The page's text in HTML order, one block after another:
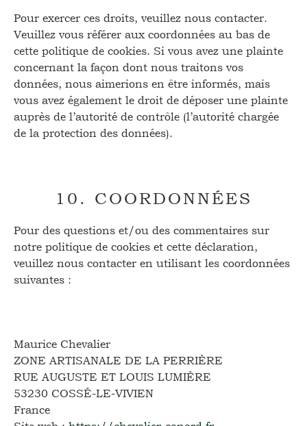
Pour exercer ces droits, veuillez nous contacter.
Veuillez vous référer aux coordonnées au bas de
cette politique de cookies. Si vous avez une plainte
concernant la façon dont nous traitons vos
données, nous aimerions en être informés, mais
vous avez également le droit de déposer une plainte
auprès de l’autorité de contrôle (l’autorité chargée
de la protection des données).
10. COORDONNÉES
Pour des questions et/ou des commentaires sur
notre politique de cookies et cette déclaration,
veuillez nous contacter en utilisant les coordonnées
suivantes :
Maurice Chevalier
ZONE ARTISANALE DE LA PERRIÈRE
RUE AUGUSTE ET LOUIS LUMIÈRE
53230 COSSÉ-LE-VIVIEN
France